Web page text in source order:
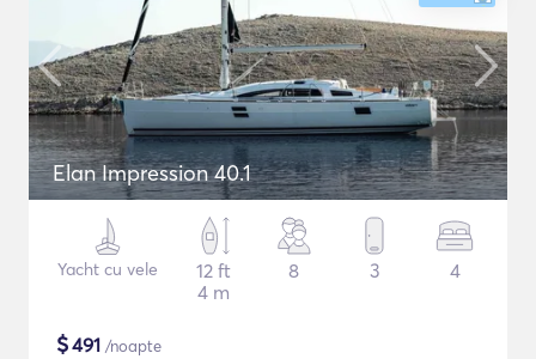
Elan Impression 40.1
Yacht cu vele
12 ft
4 m
8 3 4
$491 /noapte